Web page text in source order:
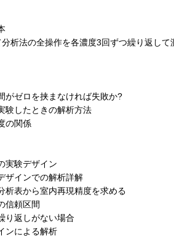
析法の全操作を各濃度3回ずつ繰り返して
がゼロを挟まなければ失敗か?
験したときの解析方法
の関係
実験デザイン
ザインでの解析詳解
析表から室内再現精度を求める
信頼区間
り返しがない場合
ンによる解析